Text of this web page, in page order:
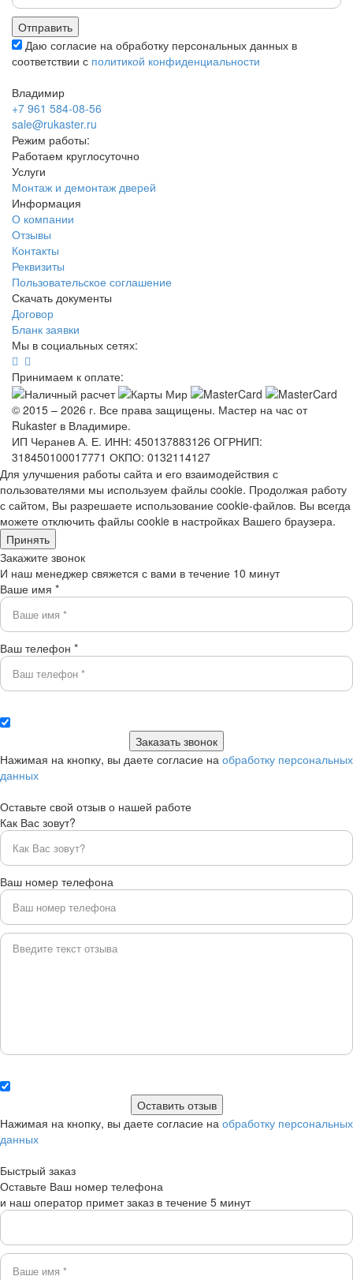
Даю согласие на обработку персональных данных в
соответствии с политикой конфиденциальности
Владимир
+7 961 584-08-56
sale@rukaster.ru
Режим работы:
Работаем круглосуточно
Услуги
Монтаж и демонтаж дверей
Информация
О компании
Отзывы
Контакты
Реквизиты
Пользовательское соглашение
Скачать документы
Договор
Бланк заявки
Мы в социальных сетях:
Принимаем к оплате:
© 2015 – 2026 г. Все права защищены. Мастер на час от
Rukaster в Владимире.
ИП Черанев А. Е. ИНН: 450137883126 ОГРНИП:
318450100017771 ОКПО: 0132114127
Для улучшения работы сайта и его взаимодействия с
пользователями мы используем файлы cookie. Продолжая работу
с сайтом, Вы разрешаете использование cookie-файлов. Вы всегда
можете отключить файлы cookie в настройках Вашего браузера.
Принять
Закажите звонок
И наш менеджер свяжется с вами в течение 10 минут
Ваше имя *
Ваш телефон *
Нажимая на кнопку, вы даете согласие на обработку персональных
данных
Оставьте свой отзыв о нашей работе
Как Вас зовут?
Ваш номер телефона
Нажимая на кнопку, вы даете согласие на обработку персональных
данных
Быстрый заказ
Оставьте Ваш номер телефона
и наш оператор примет заказ в течение 5 минут